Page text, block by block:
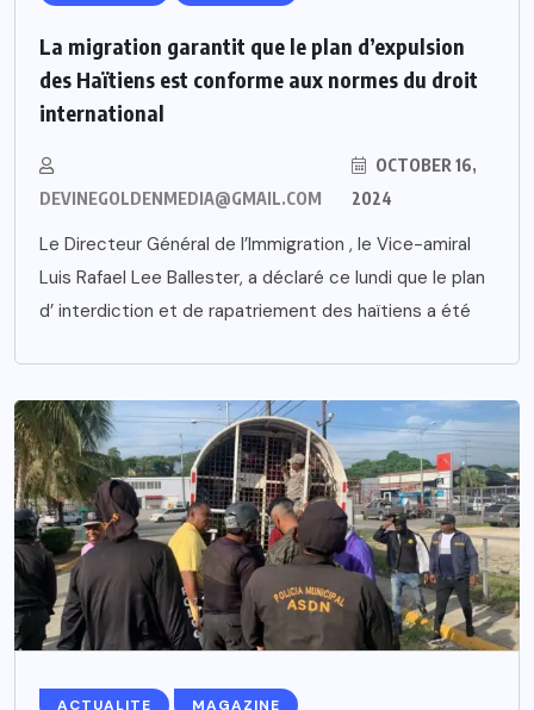
La migration garantit que le plan d’expulsion
des Haïtiens est conforme aux normes du droit
international
DEVINEGOLDENMEDIA@GMAIL.COM
OCTOBER 16,
2024
Le Directeur Général de l’Immigration , le Vice-amiral
Luis Rafael Lee Ballester, a déclaré ce lundi que le plan
d’ interdiction et de rapatriement des haïtiens a été
ACTUALITE MAGAZINE